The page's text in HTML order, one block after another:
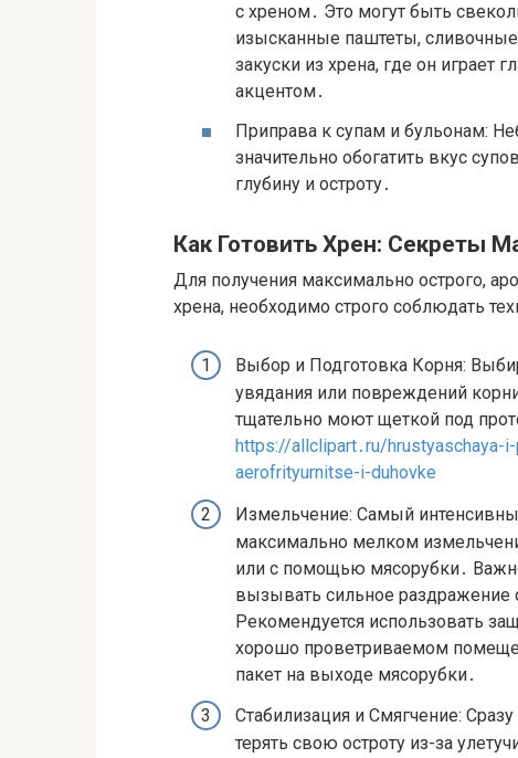
с хреном․ Это могут быть
изысканные паштеты,
закуски из хрена, где он играет
акцентом․
Приправа к супам и бульонам:
значительно обогатить вкус
глубину и остроту․
Как Готовить Хрен: Секреты
Для получения максимально острого,
хрена, необходимо строго соблюдать
Выбор и Подготовка Корня:
увядания или повреждений
тщательно моют щеткой под
https://allclipart․ru/hrustyaschaya-
aerofrityurnitse-i-duhovke
Измельчение: Самый
максимально мелком
или с помощью мясорубки․
вызывать сильное раздражение
Рекомендуется использовать
хорошо проветриваемом
пакет на выходе мясорубки․
Стабилизация и Смягчение:
терять свою остроту из-за